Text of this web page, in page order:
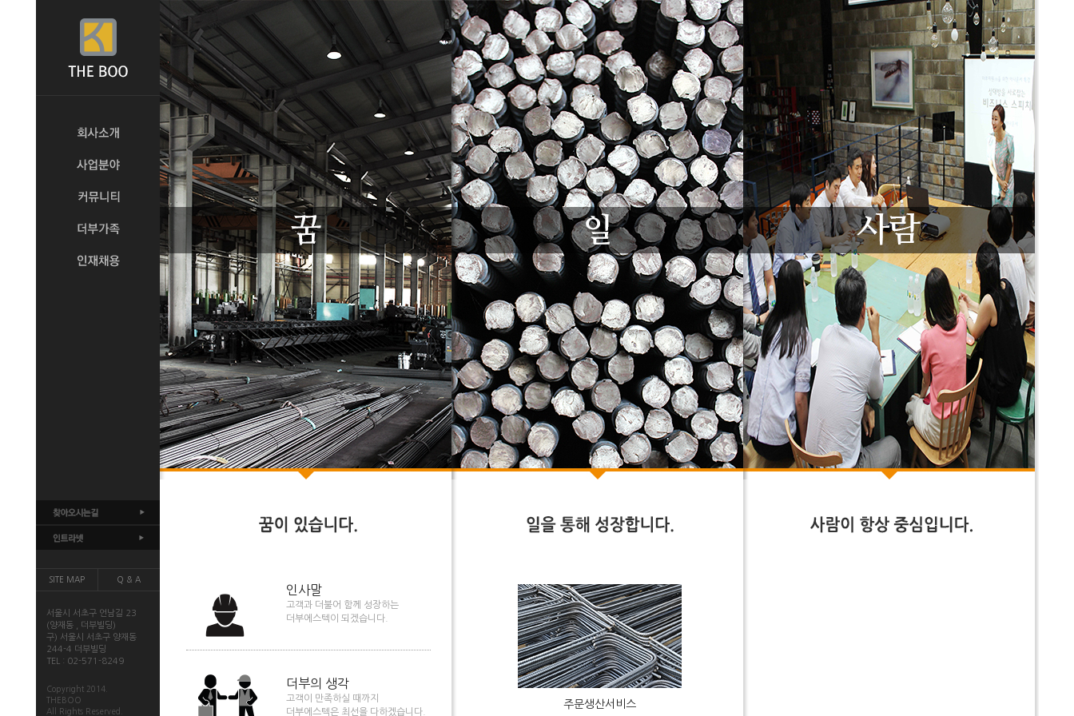
SITE MAP Q & A
서울시 서초구 언남길 23
(양재동 , 더부빌딩)
구) 서울시 서초구 양재동
244-4 더부빌딩
TEL : 02-571-8249
Copyright 2014.
THEBOO
All Rights Reserved.
인사말
고객과 더불어 함께 성장하는
더부에스텍이 되겠습니다.
더부의 생각
고객이 만족하실 때까지
더부에스텍은 최선을 다하겠습니다.
주문생산서비스